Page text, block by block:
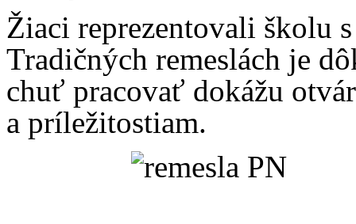
Žiaci reprezentovali školu
Tradičných remeslách je
chuť pracovať dokážu
a príležitostiam.